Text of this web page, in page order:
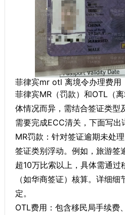
菲律宾mr otl 离境令办理费用
菲律宾MR（罚款）和OTL（
体情况而异，需结合签证类型
需要完成ECC清关，下面写出
MR罚款​：针对签证逾期未处
签证类别浮动。例如，旅游签
超10万比索以上，具体需通过
（如华商签证）核算。详细
定。
OTL费用​：包含移民局手续费